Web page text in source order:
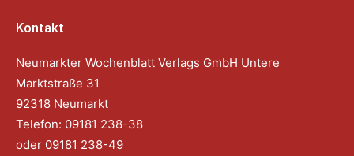
Kontakt
Neumarkter Wochenblatt Verlags GmbH Untere
Marktstraße 31
92318 Neumarkt
Telefon: 09181 238-38
oder 09181 238-49